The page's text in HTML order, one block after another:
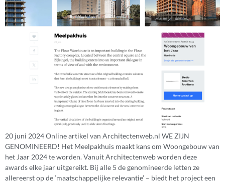
20 juni 2024 Online artikel van Architectenweb.nl WE ZIJN
GENOMINEERD! Het Meelpakhuis maakt kans om Woongebouw van
het Jaar 2024 te worden. Vanuit Architectenweb worden deze
awards elke jaar uitgereikt. Bij alle 5 de genomineerde letten ze
allereerst op de ‘maatschappelijke relevantie’ – biedt het project een